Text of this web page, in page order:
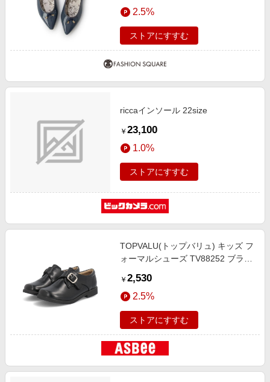
2.5%
ストアにすすむ
riccaインソール 22size
￥ 23,100
1.0%
ストアにすすむ
TOPVALU(トップバリュ) キッズ フ
ォーマルシューズ TV88252 ブラッ
￥ 2,530
2.5%
ストアにすすむ